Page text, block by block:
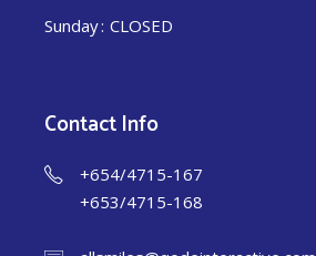
Sunday CLOSED
Contact Info
+654/4715-167
+653/4715-168